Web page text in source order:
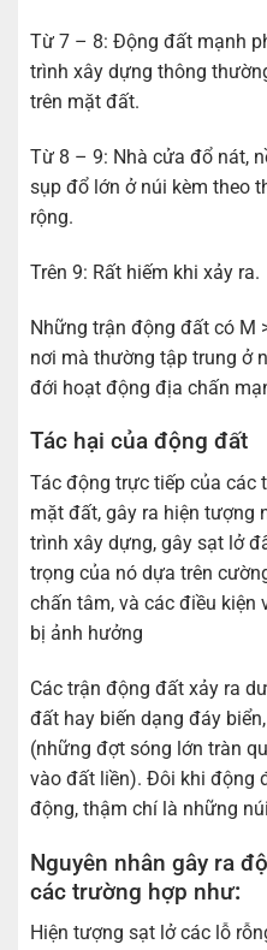
Từ 7 – 8: Động đất mạnh
trình xây dựng thông
trên mặt đất.
Từ 8 – 9: Nhà cửa đổ nát,
sụp đổ lớn ở núi kèm theo
rộng.
Trên 9: Rất hiếm khi xảy ra.
Những trận động đất có M
nơi mà thường tập trung ở
đới hoạt động địa chấn
Tác hại của động đất
Tác động trực tiếp của các
mặt đất, gây ra hiện tượng
trình xây dựng, gây sạt lở
trọng của nó dựa trên
chấn tâm, và các điều kiện
bị ảnh hưởng
Các trận động đất xảy ra
đất hay biến dạng đáy
(những đợt sóng lớn tràn
vào đất liền). Đôi khi động
động, thậm chí là những
Nguyên nhân gây ra
các trường hợp như:
Hiện tượng sạt lở các lỗ